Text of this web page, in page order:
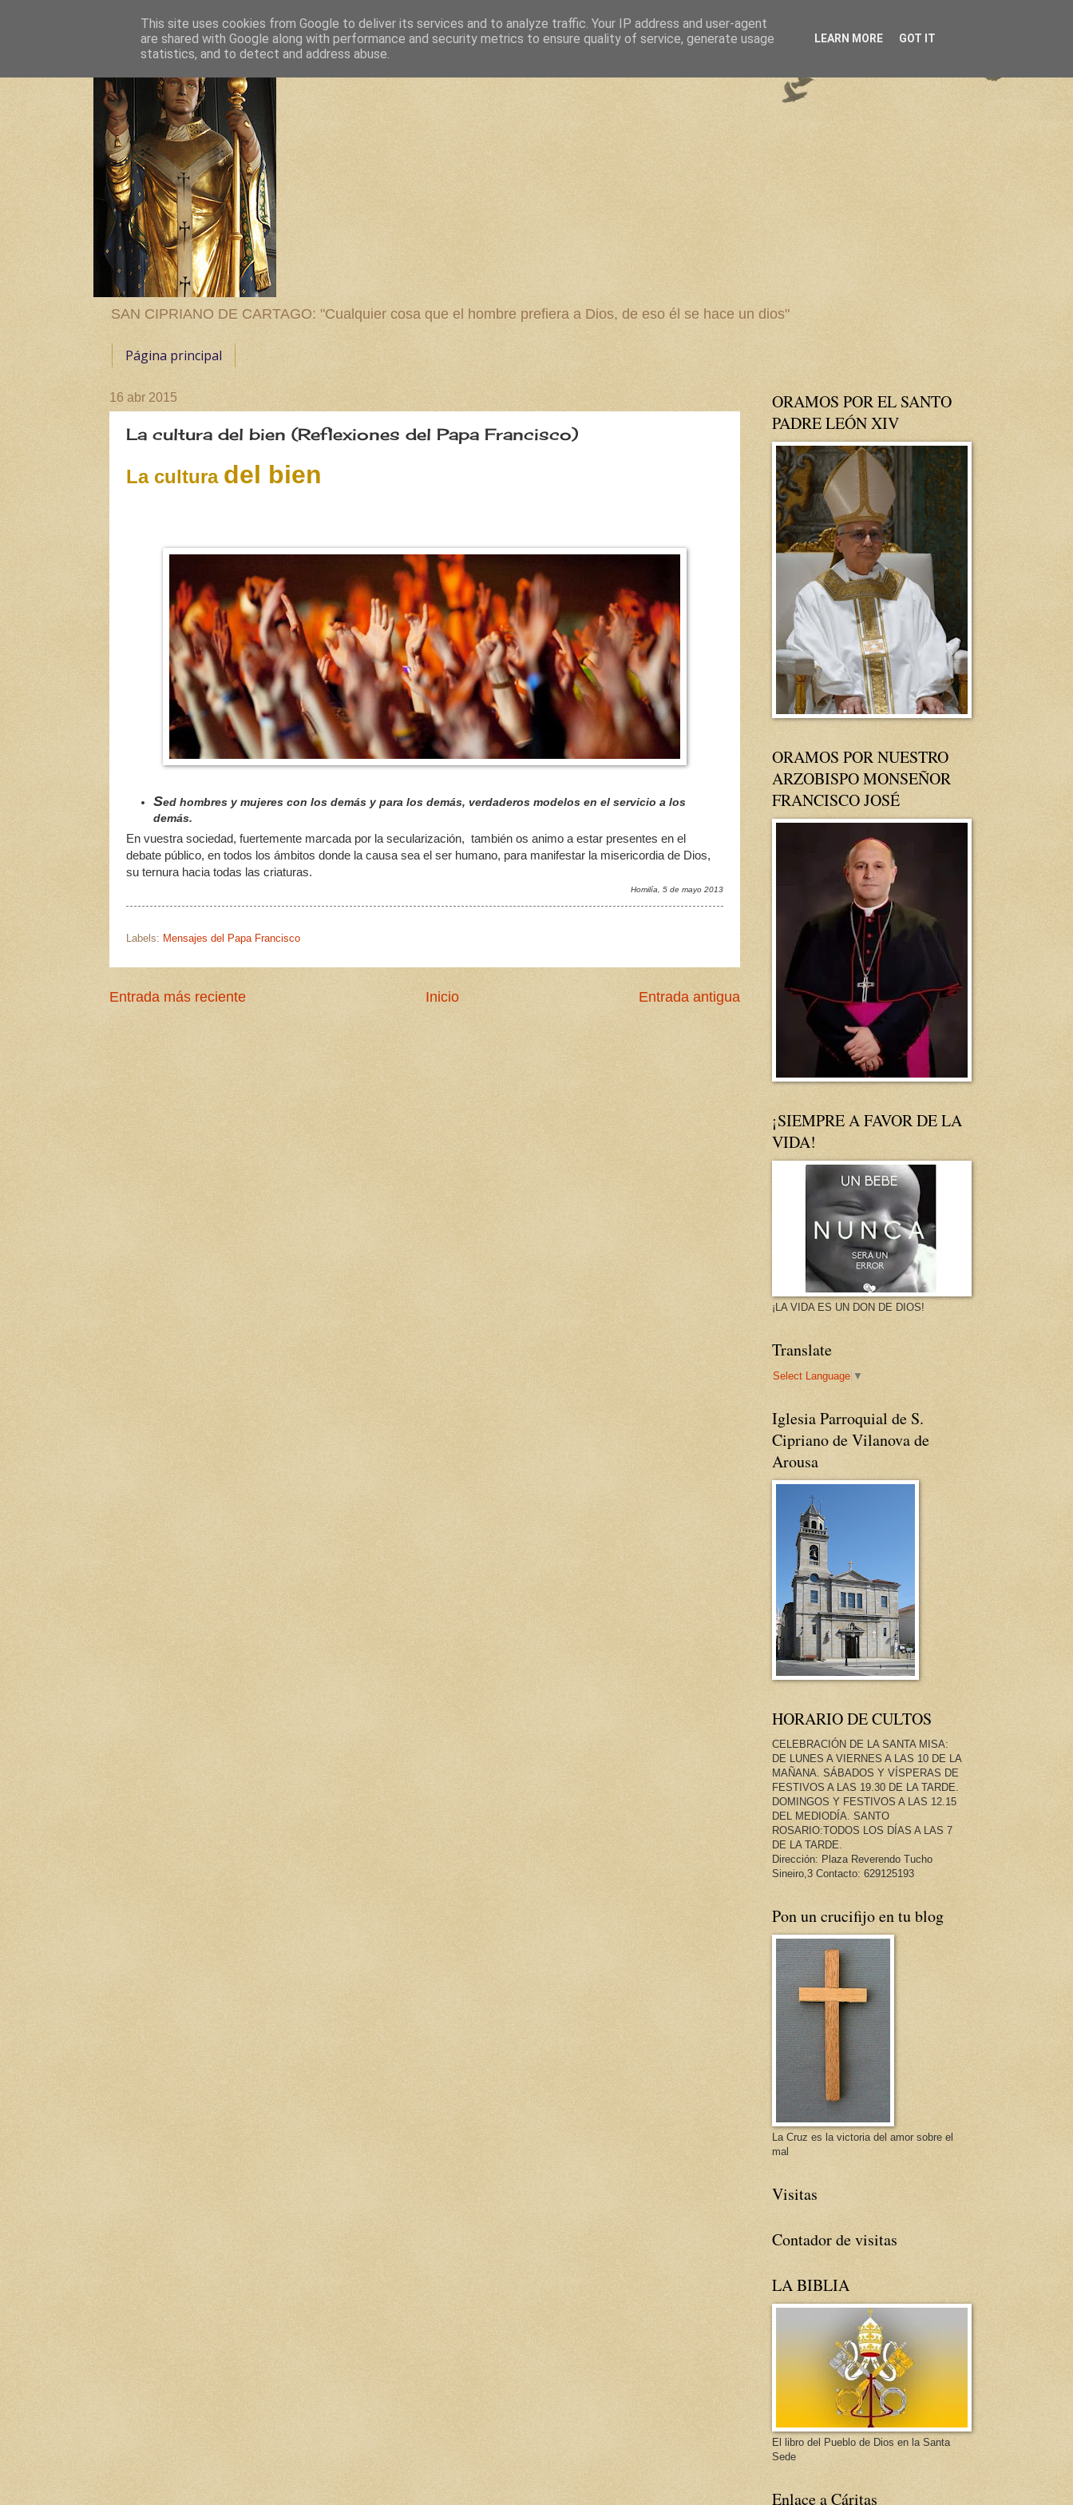
SAN CIPRIANO DE CARTAGO: "Cualquier cosa que el hombre prefiera a Dios, de eso él se hace un dios"
Página principal
16 abr 2015
La cultura del bien (Reflexiones del Papa Francisco)
La cultura del bien
Sed hombres y mujeres con los demás y para los demás, verdaderos modelos en el servicio a los
demás.
En vuestra sociedad, fuertemente marcada por la secularización, también os animo a estar presentes en el
debate público, en todos los ámbitos donde la causa sea el ser humano, para manifestar la misericordia de Dios,
su ternura hacia todas las criaturas.
Homilía, 5 de mayo 2013
Labels: Mensajes del Papa Francisco
Entrada más reciente Entrada antigua
Inicio
ORAMOS POR EL SANTO
PADRE LEÓN XIV
ORAMOS POR NUESTRO
ARZOBISPO MONSEÑOR
FRANCISCO JOSÉ
¡SIEMPRE A FAVOR DE LA
VIDA!
¡LA VIDA ES UN DON DE DIOS!
Translate
Select Language ▼
Iglesia Parroquial de S.
Cipriano de Vilanova de
Arousa
HORARIO DE CULTOS
CELEBRACIÓN DE LA SANTA MISA:
DE LUNES A VIERNES A LAS 10 DE LA
MAÑANA. SÁBADOS Y VÍSPERAS DE
FESTIVOS A LAS 19.30 DE LA TARDE.
DOMINGOS Y FESTIVOS A LAS 12.15
DEL MEDIODÍA. SANTO
ROSARIO:TODOS LOS DÍAS A LAS 7
DE LA TARDE.
Dirección: Plaza Reverendo Tucho
Sineiro,3 Contacto: 629125193
Pon un crucifijo en tu blog
La Cruz es la victoria del amor sobre el
mal
Visitas
Contador de visitas
LA BIBLIA
El libro del Pueblo de Dios en la Santa
Sede
Enlace a Cáritas
This site uses cookies from Google to deliver its services and to analyze traffic. Your IP address and user-agent
are shared with Google along with performance and security metrics to ensure quality of service, generate usage
statistics, and to detect and address abuse.
LEARN MORE GOT IT